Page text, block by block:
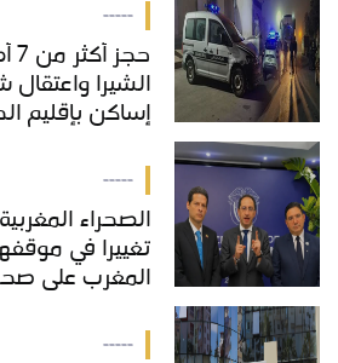
-----
الشيرا
إساكن بإقليم
-----
الصحراء
تغييرا في
المغرب على
-----